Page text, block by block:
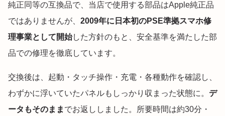
純正同等の互換品で、当店で使用する部品はApple純正品
ではありませんが、 2009年に日本初のPSE準拠スマホ修
理事業として開始した方針のもと、安全基準を満たした部
品での修理を徹底しています。
交換後は、起動・タッチ操作・充電・各種動作を確認し、
わずかに浮いていたパネルもしっかり収まった状態に。 デ
ータもそのまま でお返ししました。所要時間は約30分・